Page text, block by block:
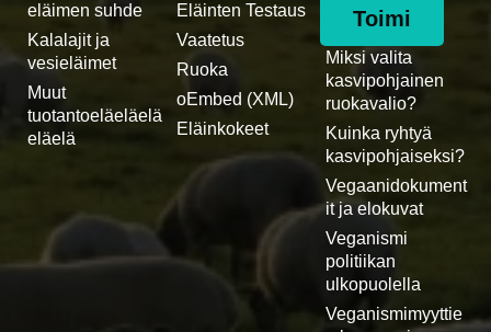
eläimen suhde
Kalalajit ja
vesieläimet
Muut
tuotantoeläeläelä
eläelä
Eläinten Testaus
Vaatetus
Ruoka
oEmbed (XML)
Eläinkokeet
Toimi
Miksi valita
kasvipohjainen
ruokavalio?
Kuinka ryhtyä
kasvipohjaiseksi?
Vegaanidokument
it ja elokuvat
Veganismi
politiikan
ulkopuolella
Veganismimyyttie